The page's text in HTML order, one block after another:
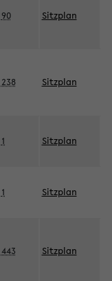
90 Sitzplan
238 Sitzplan
1 Sitzplan
1 Sitzplan
443 Sitzplan